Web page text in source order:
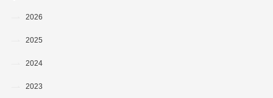
2026
2025
2024
2023